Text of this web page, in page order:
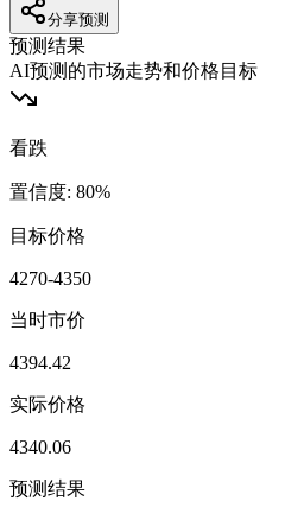
分享预测
预测结果
AI预测的市场走势和价格目标
看跌
置信度: 80%
目标价格
4270-4350
当时市价
4394.42
实际价格
4340.06
预测结果